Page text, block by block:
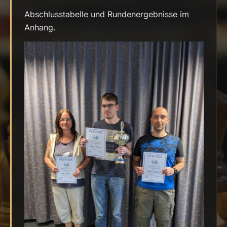
Abschlusstabelle und Rundenergebnisse im
Anhang.